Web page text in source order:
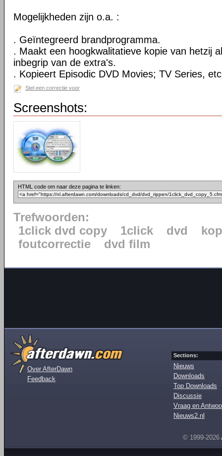
Mogelijkheden zijn o.a. :
. Geïntegreerd brandprogramma.
. Maakt een hoogkwalitatieve kopie van hetzij
inbegrip van de extra's.
. Kopieert Episodic DVD Movies; TV Series,
Stel een correctie voor
Screenshots:
HTML code om naar deze pagina te linken:
Trefwoorden:
1click dvd copy
1click dvd
foutcorrectie
dvd film
Over AfterDawn
Feedback
Sections:
Nieuws
Downloads
Top Downloads
Discussie
Vraag en
Nieuws2.nl
© 1999-2026